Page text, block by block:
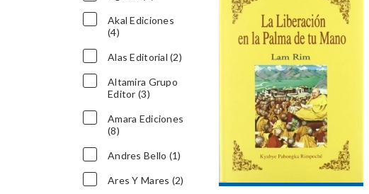
Akal Ediciones
(4)
Alas Editorial (2)
Altamira Grupo
Editor (3)
Amara Ediciones
(8)
Andres Bello (1)
Ares Y Mares (2)